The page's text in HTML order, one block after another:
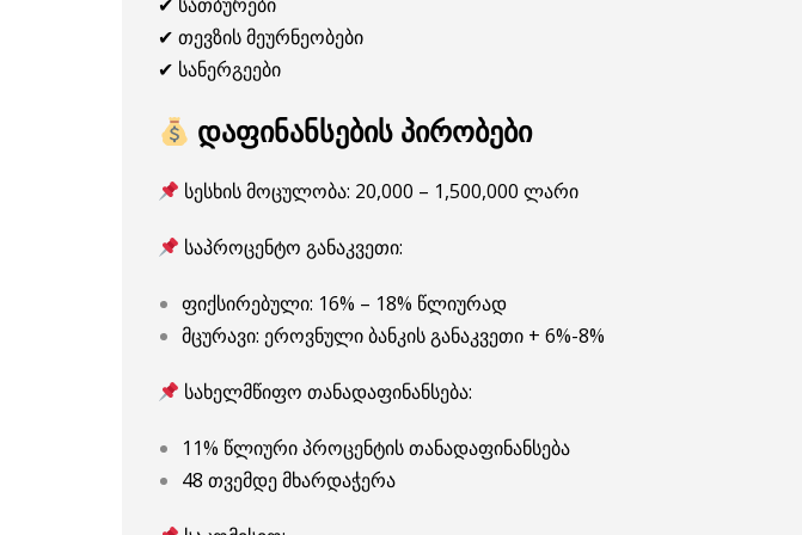
✔ თევზის მეურნეობები
✔ სანერგეები
დაფინანსების პირობები
სესხის მოცულობა: 20,000 – 1,500,000 ლარი
საპროცენტო განაკვეთი:
ფიქსირებული: 16% – 18% წლიურად
მცურავი: ეროვნული ბანკის განაკვეთი + 6%-8%
სახელმწიფო თანადაფინანსება:
11% წლიური პროცენტის თანადაფინანსება
48 თვემდე მხარდაჭერა